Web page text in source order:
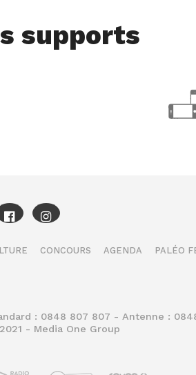
supports
CONCOURS AGENDA PALÉO
: 0848 807 807 - Antenne :
- Media One Group